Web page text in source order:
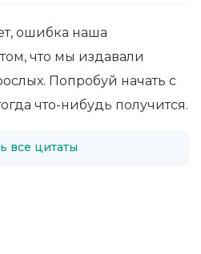
ошибка наша
что мы издавали
Попробуй начать с
что-нибудь получится.
все цитаты